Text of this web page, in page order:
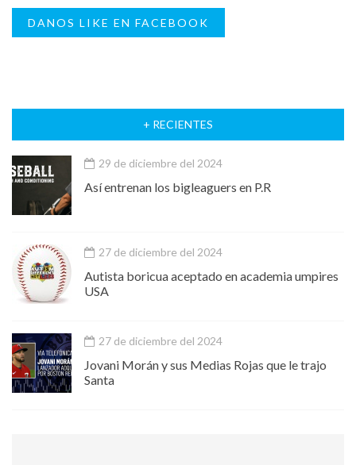
DANOS LIKE EN FACEBOOK
+ RECIENTES
29 de diciembre del 2024
Así entrenan los bigleaguers en P.R
27 de diciembre del 2024
Autista boricua aceptado en academia umpires
USA
27 de diciembre del 2024
Jovani Morán y sus Medias Rojas que le trajo
Santa